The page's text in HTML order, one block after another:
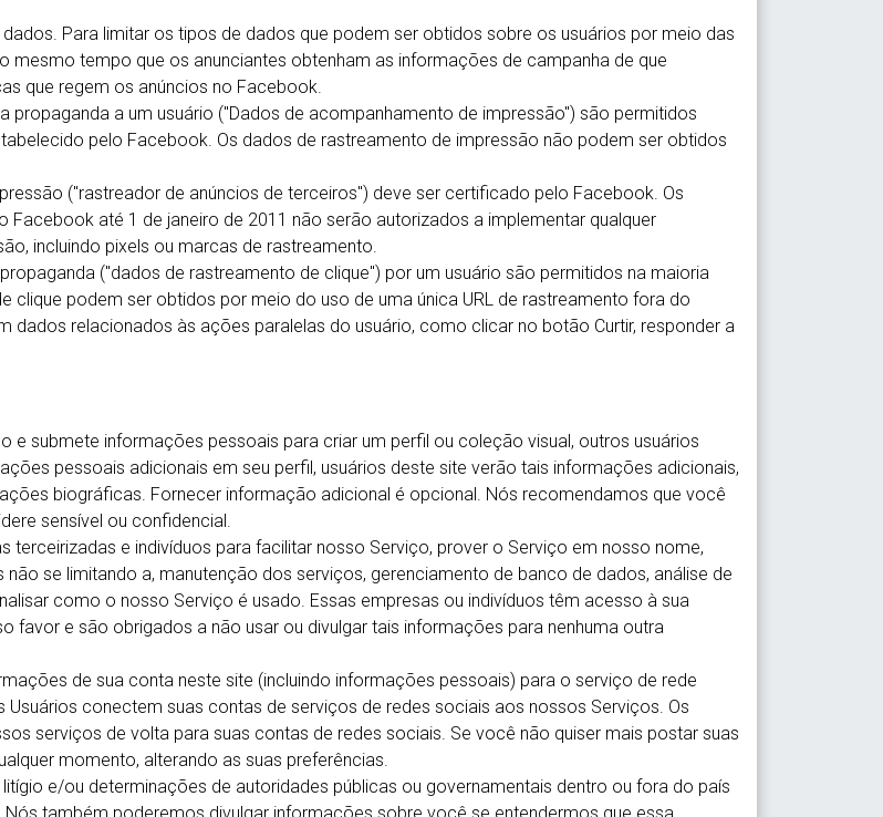
Para limitar os tipos de dados que podem ser obtidos sobre os usuários por meio das
tempo que os anunciantes obtenham as informações de campanha de que
que regem os anúncios no Facebook.
a um usuário ("Dados de acompanhamento de impressão") são permitidos
pelo Facebook. Os dados de rastreamento de impressão não podem ser obtidos
("rastreador de anúncios de terceiros") deve ser certificado pelo Facebook. Os
até 1 de janeiro de 2011 não serão autorizados a implementar qualquer
incluindo pixels ou marcas de rastreamento.
("dados de rastreamento de clique") por um usuário são permitidos na maioria
clique podem ser obtidos por meio do uso de uma única URL de rastreamento fora do
dados relacionados às ações paralelas do usuário, como clicar no botão Curtir, responder a
e submete informações pessoais para criar um perfil ou coleção visual, outros usuários
pessoais adicionais em seu perfil, usuários deste site verão tais informações adicionais,
biográficas. Fornecer informação adicional é opcional. Nós recomendamos que você
sensível ou confidencial.
e indivíduos para facilitar nosso Serviço, prover o Serviço em nosso nome,
se limitando a, manutenção dos serviços, gerenciamento de banco de dados, análise de
como o nosso Serviço é usado. Essas empresas ou indivíduos têm acesso à sua
favor e são obrigados a não usar ou divulgar tais informações para nenhuma outra
de sua conta neste site (incluindo informações pessoais) para o serviço de rede
conectem suas contas de serviços de redes sociais aos nossos Serviços. Os
serviços de volta para suas contas de redes sociais. Se você não quiser mais postar suas
momento, alterando as suas preferências.
e/ou determinações de autoridades públicas ou governamentais dentro ou fora do país